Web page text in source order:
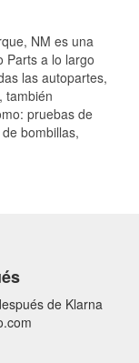
, NM es una
Parts a lo largo
las autopartes,
también
pruebas de
bombillas,
de Klarna